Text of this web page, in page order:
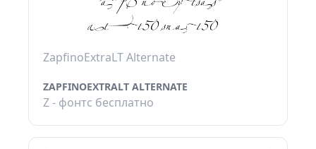
ZapfinoExtraLT Alternate
ZAPFINOEXTRALT ALTERNATE
Z - фонтс бесплатно